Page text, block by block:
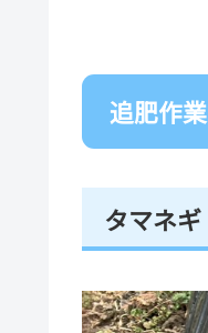
追肥作業
タマネギ